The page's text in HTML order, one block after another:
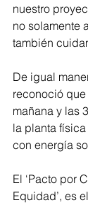
nuestro
no solamente
también
De igual
reconoció
mañana y las
la planta
con energía
El ‘Pacto por
Equidad’, es